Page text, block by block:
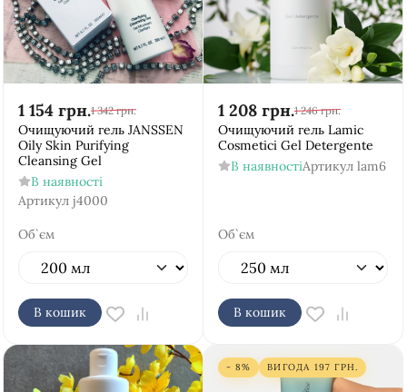
1 154 грн.1 342 грн.
Очищуючий гель JANSSEN
Oily Skin Purifying
Cleansing Gel
В наявності
Артикул j4000
Об`єм
В кошик
1 208 грн.1 246 грн.
Очищуючий гель Lamic
Cosmetici Gel Detergente
В наявностіАртикул lam6
Об`єм
В кошик
- 8% ВИГОДА 197 ГРН.